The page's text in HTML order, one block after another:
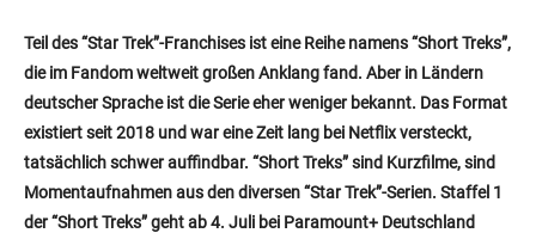
Teil des “Star Trek”-Franchises ist eine Reihe namens “Short Treks”,
die im Fandom weltweit großen Anklang fand. Aber in Ländern
deutscher Sprache ist die Serie eher weniger bekannt. Das Format
existiert seit 2018 und war eine Zeit lang bei Netflix versteckt,
tatsächlich schwer auffindbar. “Short Treks” sind Kurzfilme, sind
Momentaufnahmen aus den diversen “Star Trek”-Serien. Staffel 1
der “Short Treks” geht ab 4. Juli bei Paramount+ Deutschland